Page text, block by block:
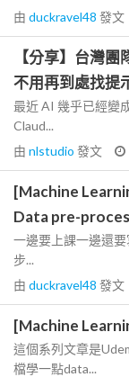
由 duckravel48 發文
【分享】台灣
不用再到處找提
最近 AI 幾乎已經變
Claud...
由 nlstudio 發文
[Machine
Data pre-
一邊要上課一邊還
步...
由 duckravel48 發文
[Machine
這個系列文章是
檔學一點data...